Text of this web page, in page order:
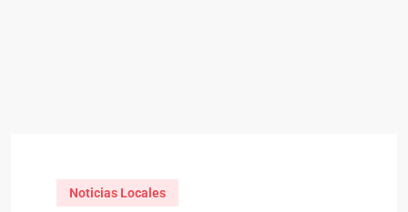
Noticias Locales